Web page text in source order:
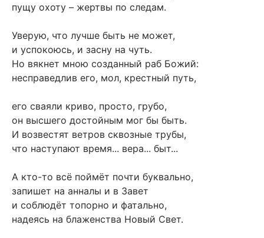
пущу охоту – жертвы по следам.
Уверую, что лучше быть не может,
и успокоюсь, и засну на чуть.
Но вякнет мною созданный раб Божий:
несправедлив его, мол, крестный путь,
его сваяли криво, просто, грубо,
он высшего достойным мог бы быть.
И возвестят ветров сквозные трубы,
что наступают время... вера... быт...
А кто-то всё поймёт почти буквально,
запишет на анналы и в Завет
и соблюдёт топорно и фатально,
надеясь на блаженства Новый Свет.